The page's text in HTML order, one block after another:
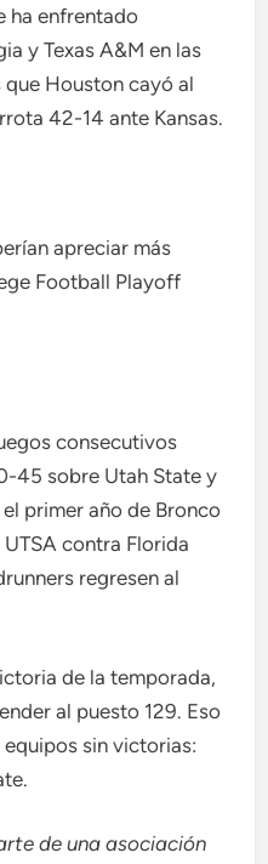
ha enfrentado
y Texas A&M en las
que Houston cayó al
42-14 ante Kansas.
apreciar más
Football Playoff
consecutivos
45 sobre Utah State y
primer año de Bronco
contra Florida
regresen al
de la temporada,
al puesto 129. Eso
sin victorias:
de una asociación